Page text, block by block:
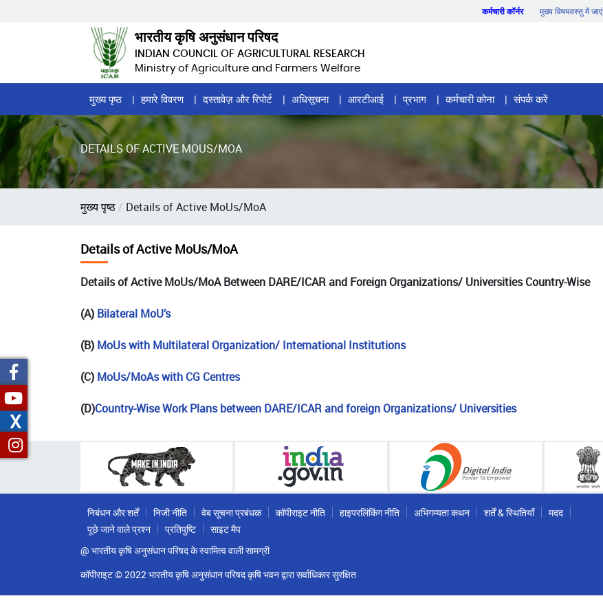
कर्मचारी कॉर्नर मुख्य विषयवस्तु में जाएं
भारतीय कृषि अनुसंधान परिषद
INDIAN COUNCIL OF AGRICULTURAL RESEARCH
Ministry of Agriculture and Farmers Welfare
Home
Page
Menu
मुख्य पृष्ठ हमारे विवरण दस्तावेज़ और रिपोर्ट अधिसूचना आरटीआई प्रभाग कर्मचारी कोना संपर्क करें
DETAILS OF ACTIVE MOUS/MOA
पग
मुख्य पृष्ठ Details of Active MoUs/MoA
Details of Active MoUs/MoA
Details of Active MoUs/MoA Between DARE/ICAR and Foreign Organizations/ Universities Country-Wise
(A) Bilateral MoU’s
(B) MoUs with Multilateral Organization/ International Institutions
(C) MoUs/MoAs with CG Centres
(D)Country-Wise Work Plans between DARE/ICAR and foreign Organizations/ Universities
निबंधन और शर्तें निजी नीति वेब सूचना प्रबंधक कॉपीराइट नीति हाइपरलिंकिंग नीति अभिगम्यता कथन शर्तें & स्थितियाँ
मदद
पूछे जाने वाले प्रश्न
प्रतिपुष्टि
साइट मैप
@ भारतीय कृषि अनुसंधान परिषद के स्वामित्व वाली सामग्री
कॉपीराइट © 2022 भारतीय कृषि अनुसंधान परिषद कृषि भवन द्वारा सर्वाधिकार सुरक्षित
X